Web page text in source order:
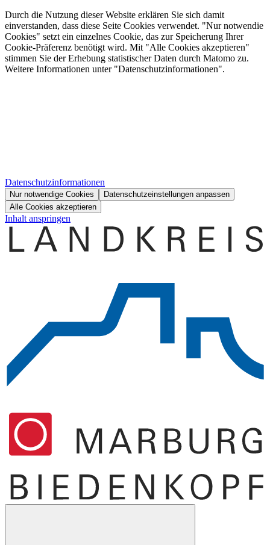
Durch die Nutzung dieser Website erklären Sie sich damit
einverstanden, dass diese Seite Cookies verwendet. "Nur notwendie
Cookies" setzt ein einzelnes Cookie, das zur Speicherung Ihrer
Cookie-Präferenz benötigt wird. Mit "Alle Cookies akzeptieren"
stimmen Sie der Erhebung statistischer Daten durch Matomo zu.
Weitere Informationen unter "Datenschutzinformationen".
Datenschutzinformationen
Nur notwendige Cookies
Datenschutzeinstellungen anpassen
Alle Cookies akzeptieren
Inhalt anspringen